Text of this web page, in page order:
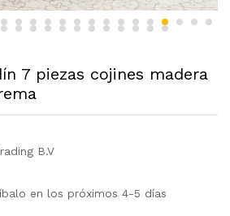
7 piezas cojines madera
B.V
en los próximos 4-5 días